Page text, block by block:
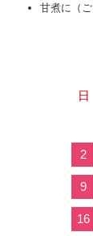
甘煮に（
日
2
9
16